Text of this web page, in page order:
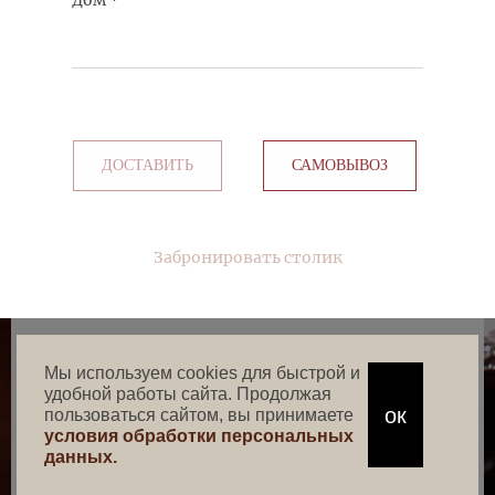
ДОСТАВИТЬ САМОВЫВОЗ
Забронировать столик
Мы используем cookies для быстрой и
удобной работы сайта. Продолжая
пользоваться сайтом, вы принимаете
условия обработки персональных
данных.
ок